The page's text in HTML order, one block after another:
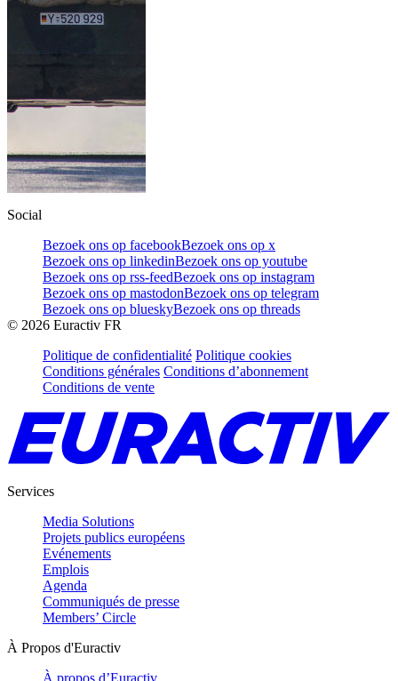
Social
Bezoek ons op facebookBezoek ons op x
Bezoek ons op linkedinBezoek ons op youtube
Bezoek ons op rss-feedBezoek ons op instagram
Bezoek ons op mastodonBezoek ons op telegram
Bezoek ons op blueskyBezoek ons op threads
© 2026 Euractiv FR
Politique de confidentialité Politique cookies
Conditions générales Conditions d’abonnement
Conditions de vente
Services
Media Solutions
Projets publics européens
Evénements
Emplois
Agenda
Communiqués de presse
Members’ Circle
À Propos d'Euractiv
À propos d’Euractiv